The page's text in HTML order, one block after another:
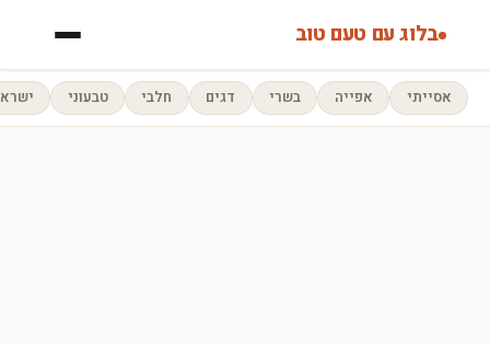
בלוג עם טעם טוב
אסייתי אפייה בשרי דגים חלבי טבעוני